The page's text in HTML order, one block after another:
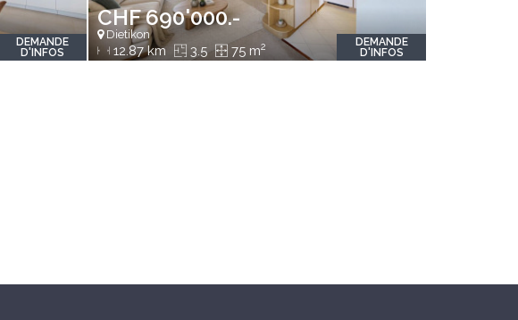
DEMANDE
D'INFOS
CHF 690'000.-
Dietikon
12.87 km 3.5 75 m2
DEMANDE
D'INFOS